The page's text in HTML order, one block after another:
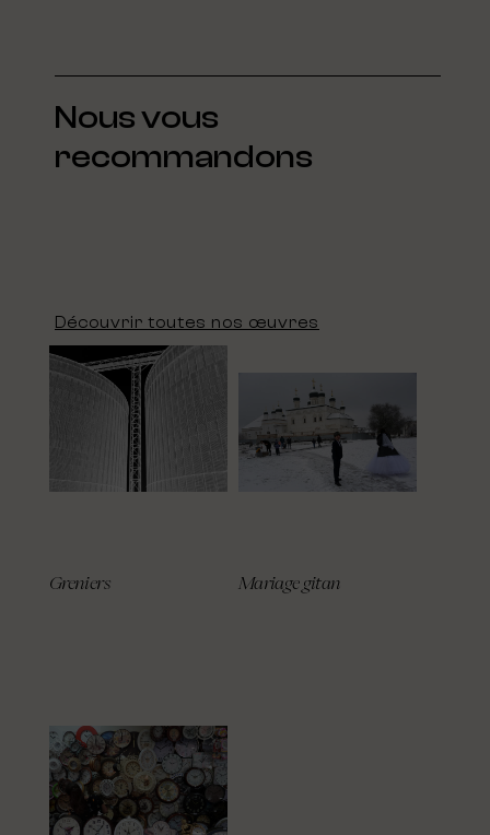
Nous vous
recommandons
Découvrir toutes nos œuvres
Greniers Mariage gitan